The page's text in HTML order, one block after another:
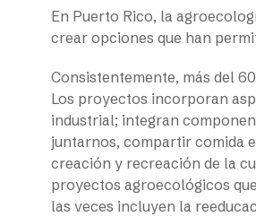
En Puerto Rico, la
crear opciones que han
Consistentemente, más del
Los proyectos incorporan
industrial; integran
juntarnos, compartir comida
creación y recreación de la
proyectos agroecológicos
las veces incluyen la